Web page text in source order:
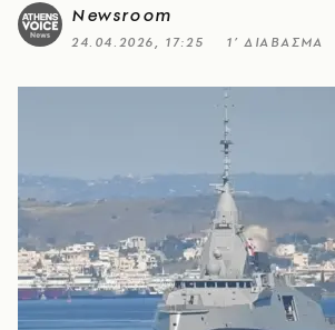
Newsroom
24.04.2026, 17:25 1’ ΔΙΑΒΑΣΜΑ